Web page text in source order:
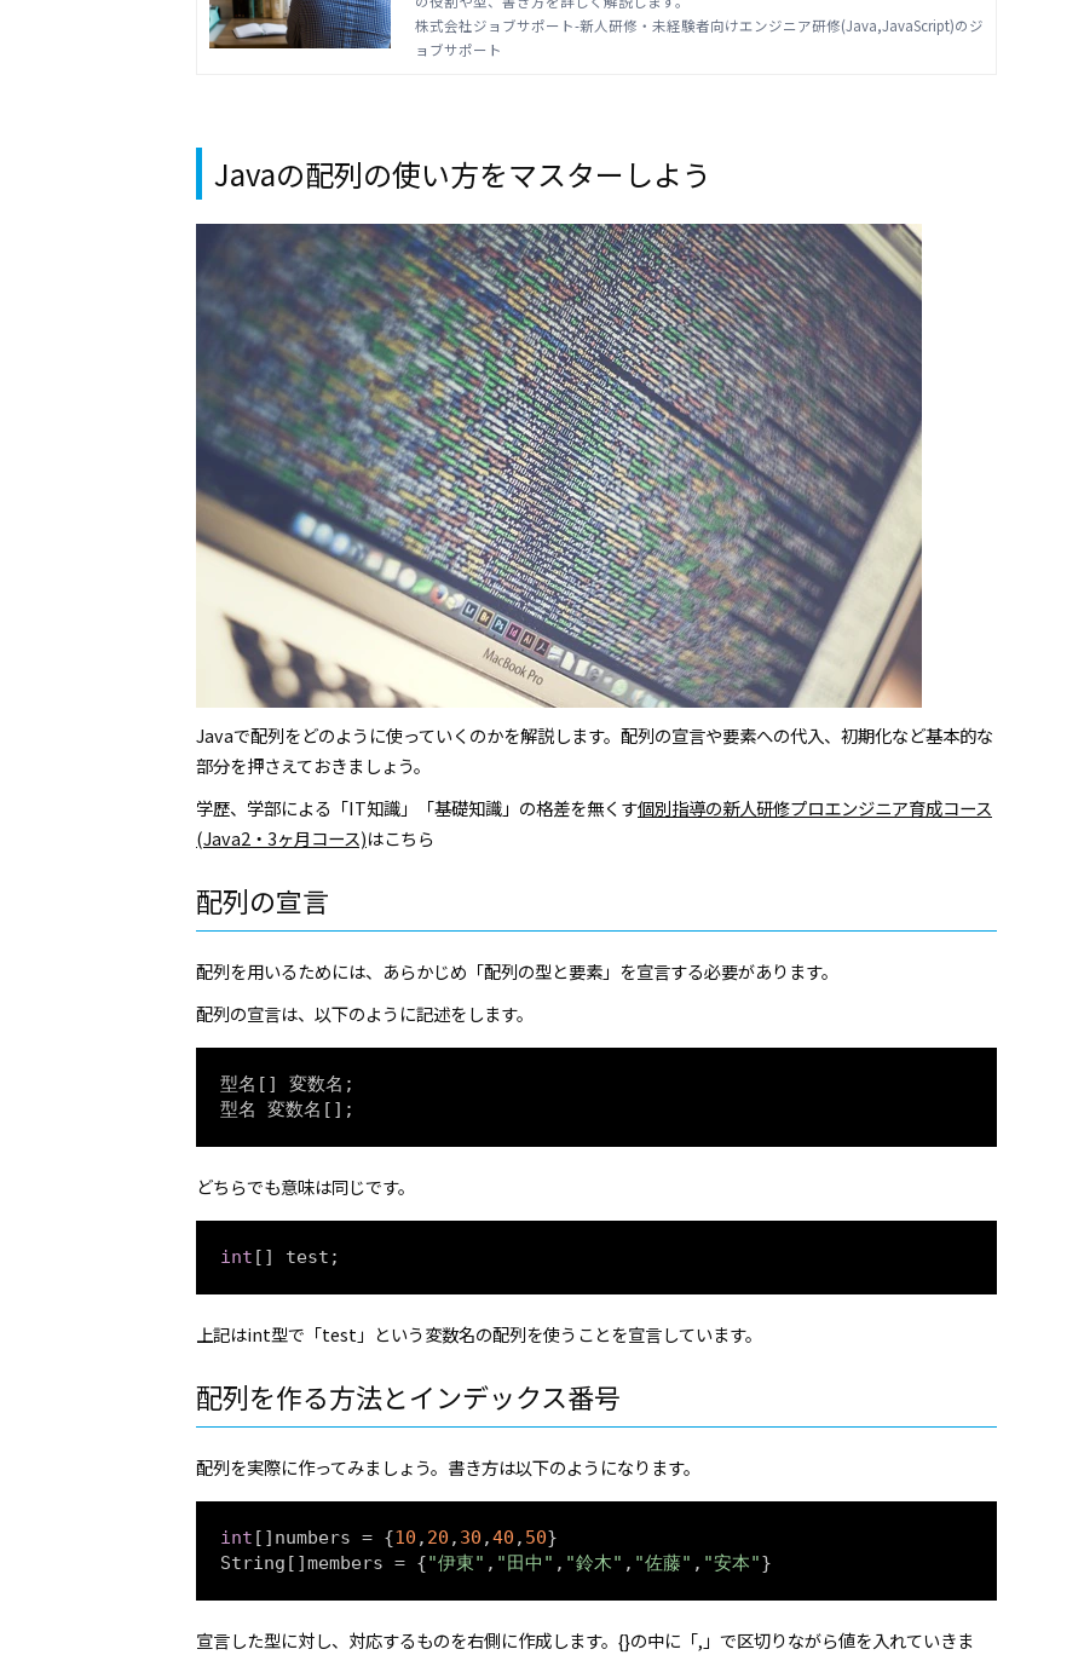
株式会社ジョブサポート-新人研修・未経験者向けエンジニア研修(Java,JavaScript)のジ
ョブサポート
Javaの配列の使い方をマスターしよう
Javaで配列をどのように使っていくのかを解説します。配列の宣言や要素への代入、初期化など基本的な
部分を押さえておきましょう。
学歴、学部による「IT知識」「基礎知識」の格差を無くす個別指導の新人研修プロエンジニア育成コース
(Java2・3ヶ月コース)はこちら
配列の宣言
配列を用いるためには、あらかじめ「配列の型と要素」を宣言する必要があります。
配列の宣言は、以下のように記述をします。
型名[] 変数名;
どちらでも意味は同じです。
int [] test;
上記はint型で「test」という変数名の配列を使うことを宣言しています。
配列を作る方法とインデックス番号
配列を実際に作ってみましょう。書き方は以下のようになります。
int []numbers = {10 , 20 , 30 ,40 , 50}
String[]members = {"伊東" , "田中" , "鈴木" , "佐藤" , "安本"
宣言した型に対し、対応するものを右側に作成します。{}の中に「,」で区切りながら値を入れていきま